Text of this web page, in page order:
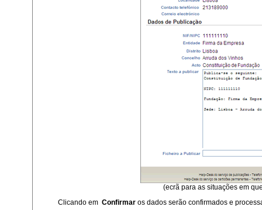
(ecrã para as situações em
Clicando emConfirmar os dados serão confirmados e